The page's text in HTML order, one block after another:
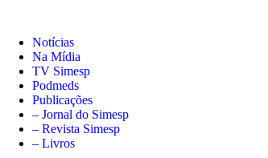
Notícias
Na Mídia
TV Simesp
Podmeds
Publicações
– Jornal do Simesp
– Revista Simesp
– Livros